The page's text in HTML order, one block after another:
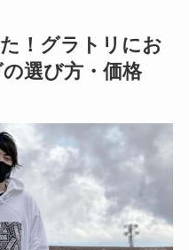
！グラトリにお
選び方・価格